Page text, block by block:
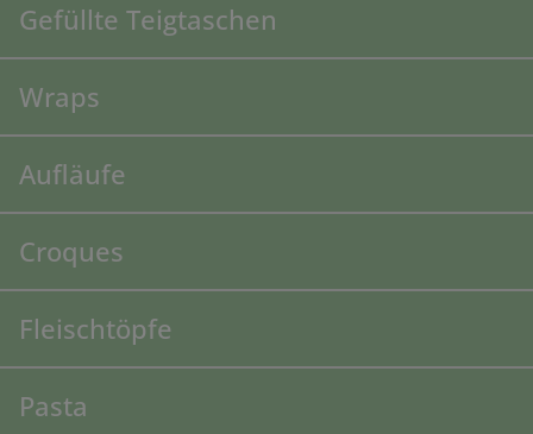
Gefüllte Teigtaschen
Wraps
Aufläufe
Croques
Fleischtöpfe
Pasta